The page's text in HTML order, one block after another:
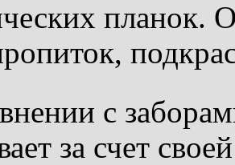
планок.
с
за счет